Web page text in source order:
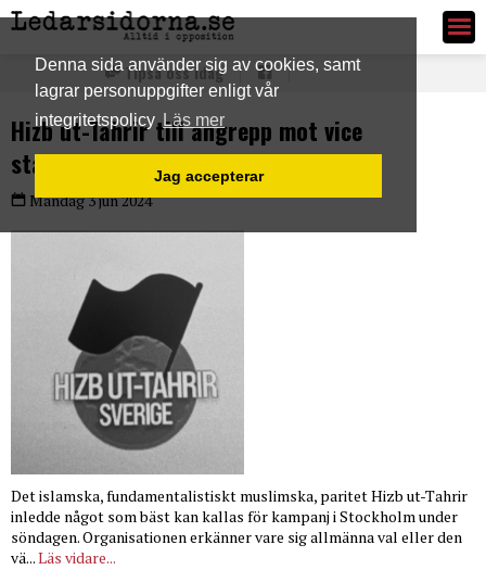
Denna sida använder sig av cookies, samt
lagrar personuppgifter enligt vår
integritetspolicy Läs mer
Jag accepterar
Ledarsidorna.se
Tipsa oss idag
Hizb ut-Tahrir till angrepp mot vice
statsministern i sitt manifest
Måndag 3 jun 2024
Det islamska, fundamentalistiskt muslimska, paritet Hizb ut-Tahrir
inledde något som bäst kan kallas för kampanj i Stockholm under
söndagen. Organisationen erkänner vare sig allmänna val eller den
vä...Läs vidare...